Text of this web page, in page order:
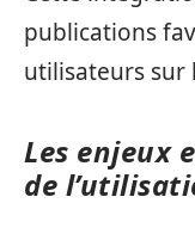
publications
utilisateurs sur
Les enjeux
de